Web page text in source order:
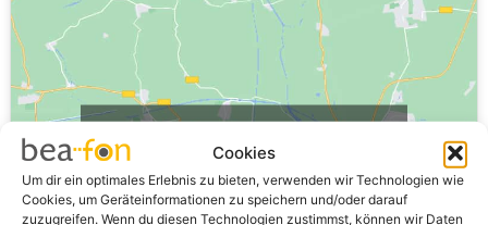
Cookies
Um dir ein optimales Erlebnis zu bieten, verwenden wir Technologien wie
Cookies, um Geräteinformationen zu speichern und/oder darauf
zuzugreifen. Wenn du diesen Technologien zustimmst, können wir Daten
maps zu aktivieren
Cookie-Richtlinie